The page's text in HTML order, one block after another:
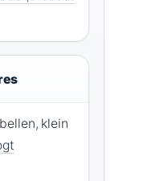
klein